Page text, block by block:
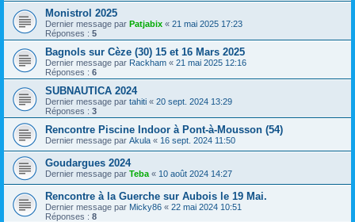
Monistrol 2025
Dernier message par Patjabix « 21 mai 2025 17:23
Réponses : 5
Bagnols sur Cèze (30) 15 et 16 Mars 2025
Dernier message par Rackham « 21 mai 2025 12:16
Réponses : 6
SUBNAUTICA 2024
Dernier message par tahiti « 20 sept. 2024 13:29
Réponses : 3
Rencontre Piscine Indoor à Pont-à-Mousson (54)
Dernier message par Akula « 16 sept. 2024 11:50
Goudargues 2024
Dernier message par Teba « 10 août 2024 14:27
Rencontre à la Guerche sur Aubois le 19 Mai.
Dernier message par Micky86 « 22 mai 2024 10:51
Réponses : 8